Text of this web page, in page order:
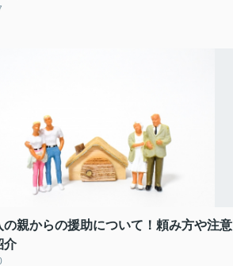
の親からの援助について！頼み方や注意
介